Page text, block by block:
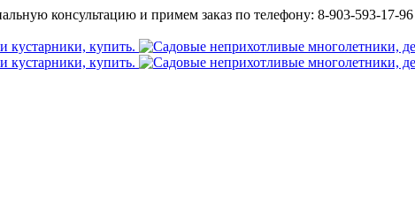
консультацию и примем заказ по телефону: 8-903-593-17-96